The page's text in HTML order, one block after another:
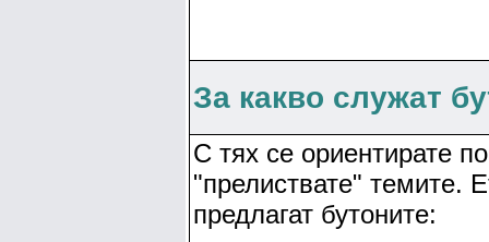
За какво служат
С тях се ориентирате
"прелиствате" темите.
предлагат бутоните: